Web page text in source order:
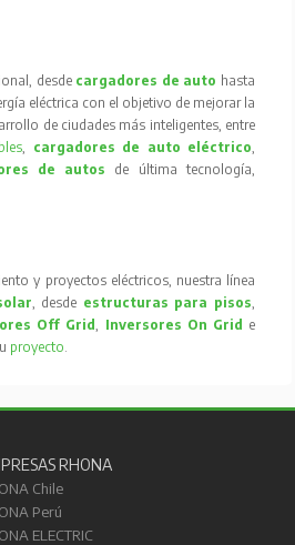
desde cargadores de auto hasta
eléctrica con el objetivo de mejorar la
de ciudades más inteligentes, entre
, cargadores de auto eléctrico,
de autos
de última tecnología,
y proyectos eléctricos, nuestra línea
, desde estructuras para pisos,
Off Grid, Inversores On Grid e
proyecto.
RHONA
Chile
Perú
ELECTRIC